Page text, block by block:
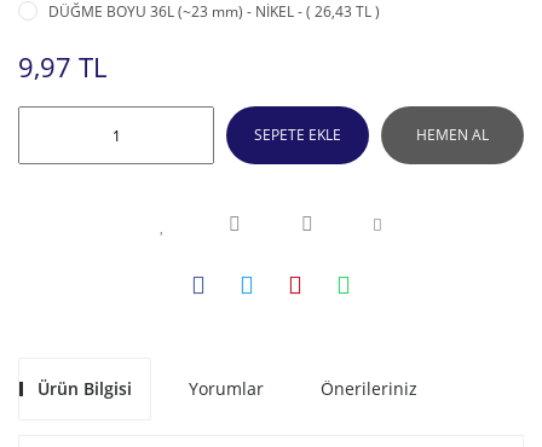
DÜĞME BOYU 36L (~23 mm) - NİKEL - ( 26,43 TL )
9,97 TL
SEPETE EKLE HEMEN AL
Ürün Bilgisi Yorumlar Önerileriniz